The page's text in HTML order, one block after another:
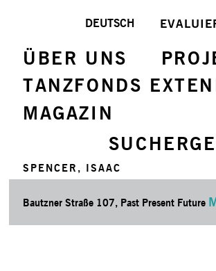
DEUTSCH
ÜBER UNS
TANZFONDS
MAGAZIN
SPENCER, ISAAC
Bautzner Straße 107, Past Present Future